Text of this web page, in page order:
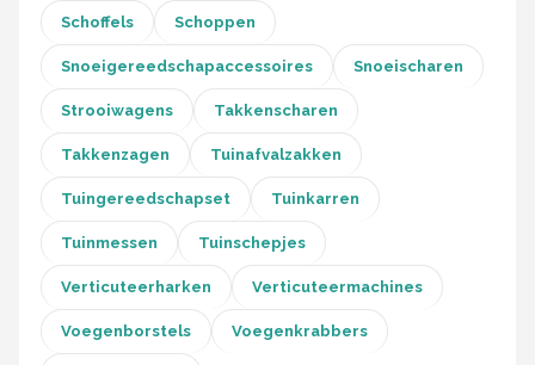
Schoffels Schoppen
Snoeigereedschapaccessoires Snoeischaren
Strooiwagens Takkenscharen
Takkenzagen Tuinafvalzakken
Tuingereedschapset Tuinkarren
Tuinmessen Tuinschepjes
Verticuteerharken Verticuteermachines
Voegenborstels Voegenkrabbers